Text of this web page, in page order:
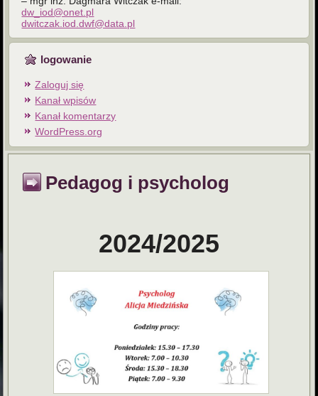
dw_iod@onet.pl
dwitczak.iod.dwf@data.pl
logowanie
Zaloguj się
Kanał wpisów
Kanał komentarzy
WordPress.org
Pedagog i psycholog
2024/2025